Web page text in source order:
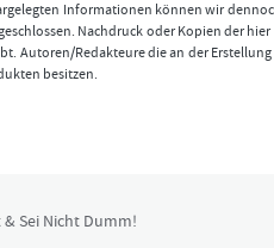
Informationen können wir
Nachdruck oder Kopien der
Autoren/Redakteure die an der
besitzen.
Sei Nicht Dumm!